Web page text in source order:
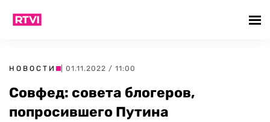
НОВОСТИ | 01.11.2022 / 11:00
Совфед: совета блогеров,
попросившего Путина